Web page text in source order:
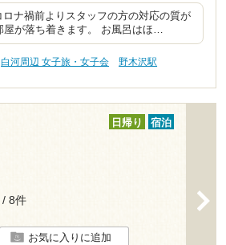
ナ禍前よりスタッフの方の対応の質が
屋が落ち着きます。 お風呂はほ…
白河周辺 女子旅・女子会
野木沢駅
日帰り 宿泊
/ 8件
お気に入りに追加